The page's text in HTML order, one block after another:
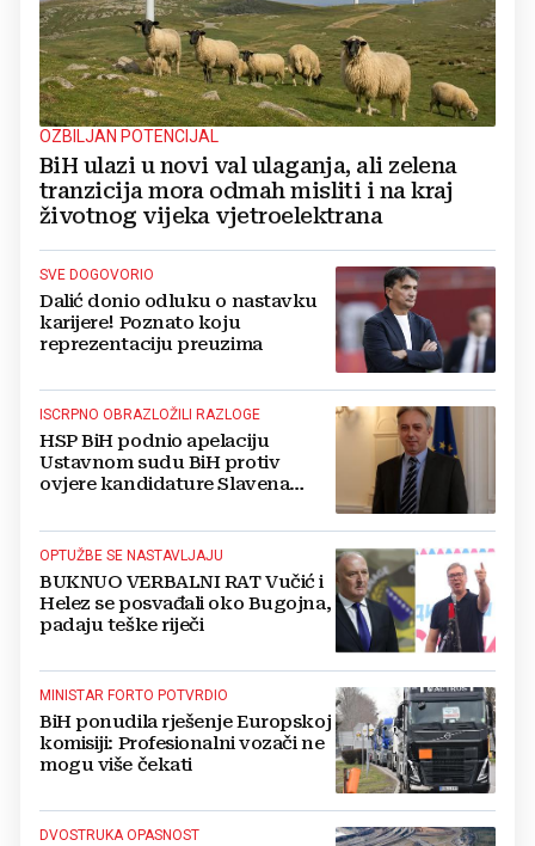
OZBILJAN POTENCIJAL
BiH ulazi u novi val ulaganja, ali zelena
tranzicija mora odmah misliti i na kraj
životnog vijeka vjetroelektrana
SVE DOGOVORIO
Dalić donio odluku o nastavku
karijere! Poznato koju
reprezentaciju preuzima
ISCRPNO OBRAZLOŽILI RAZLOGE
HSP BiH podnio apelaciju
Ustavnom sudu BiH protiv
ovjere kandidature Slavena
OPTUŽBE SE NASTAVLJAJU
BUKNUO VERBALNI RAT Vučić i
Helez se posvađali oko Bugojna,
padaju teške riječi
MINISTAR FORTO POTVRDIO
BiH ponudila rješenje Europskoj
komisiji: Profesionalni vozači ne
mogu više čekati
DVOSTRUKA OPASNOST